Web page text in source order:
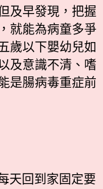
及早發現，把握
就能為病童多爭
歲以下嬰幼兒如
及意識不清、嗜
是腸病毒重症前
天回到家固定要